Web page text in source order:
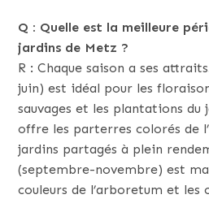
Q : Quelle est la meilleure
jardins de Metz ?
R : Chaque saison a ses
juin) est idéal pour les
sauvages et les plantations du
offre les parterres colorés de
jardins partagés à plein
(septembre-novembre) est
couleurs de l’arboretum et les